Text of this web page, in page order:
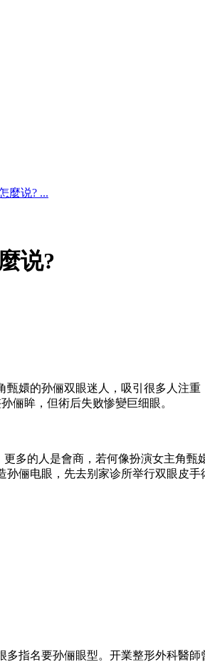
麼说? ...
说?
嬛的孙俪双眼迷人，吸引很多人注
俪眸，但術后失败惨變巨细眼。
多的人是會商，若何像扮演女主角
俪电眼，先去别家诊所举行双眼皮
指名要孙俪眼型。开業整形外科醫